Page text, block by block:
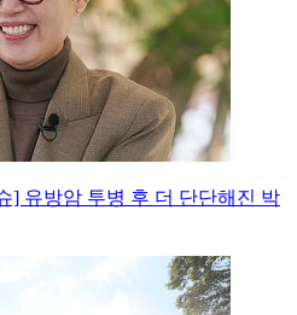
] 유방암 투병 후 더 단단해진 박